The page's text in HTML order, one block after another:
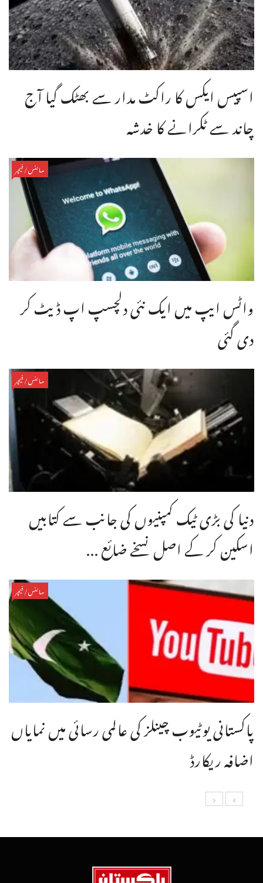
اسپیس ایکس کا راکٹ مدار سے بھٹک گیا آج
چاند سے ٹکرانے کا خدشہ
سائنس/فیچر
واٹس ایپ میں ایک نئی دلچسپ اپ ڈیٹ کر
دی گئی
سائنس/فیچر
دنیا کی بڑی ٹیک کمپنیوں کی جانب سے کتابیں
اسکین کر کے اصل نسخے ضائع ...
سائنس/فیچر
پاکستانی یوٹیوب چینلز کی عالمی رسائی میں نمایاں
اضافہ ریکارڈ